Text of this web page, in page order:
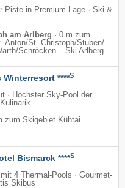
Piste in Premium Lage · Ski &
am Arlberg · 0 m zum
Anton/​St. Christoph/​Stuben/​
​Schröcken – Ski Arlberg
Winterresort ****S
· Höchster Sky-Pool der
zum Skigebiet Kühtai
Bismarck ****S
4 Thermal-Pools · Gourmet-
Skibus